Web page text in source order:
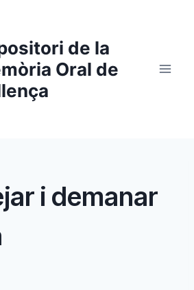
de la
Oral de
i demanar